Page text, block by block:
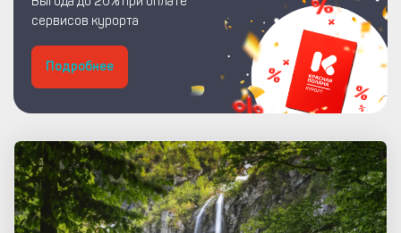
сервисов курорта
Подробнее